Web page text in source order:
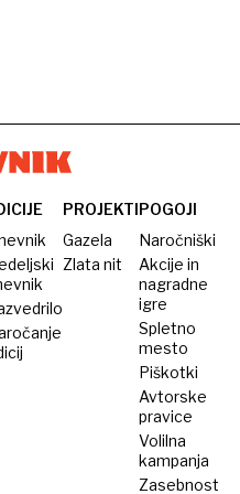
PROJEKTI
Gazela
Zlata nit
POGOJI
Naročniški
Akcije in
nagradne
igre
Spletno
mesto
Piškotki
Avtorske
pravice
Volilna
kampanja
Zasebnost